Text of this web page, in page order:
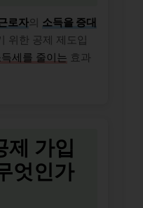
로자의
소득을 증대
위한 공제 제도입
세를 줄이는 효과
제 가입
엇인가